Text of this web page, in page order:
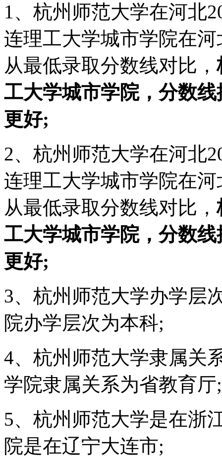
1、杭州师范大学在河北
连理工大学城市学院在
从最低录取分数线对比，
工大学城市学院，分数
更好;
2、杭州师范大学在河北
连理工大学城市学院在
从最低录取分数线对比，
工大学城市学院，分数
更好;
3、杭州师范大学办学层
院办学层次为本科;
4、杭州师范大学隶属关
学院隶属关系为省教育厅;
5、杭州师范大学是在浙
院是在辽宁大连市;